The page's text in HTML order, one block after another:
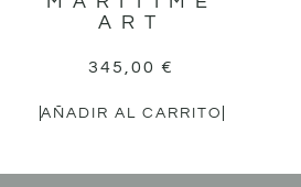
ART
345,00€
AÑADIR AL CARRITO